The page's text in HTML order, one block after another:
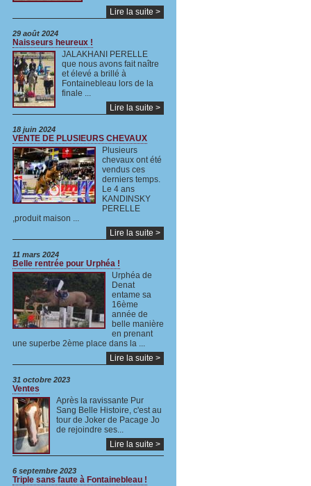
Lire la suite >
29 août 2024
Naisseurs heureux !
JALAKHANI PERELLE
que nous avons fait naître
et élevé a brillé à
Fontainebleau lors de la
finale ...
Lire la suite >
18 juin 2024
VENTE DE PLUSIEURS CHEVAUX
Plusieurs
chevaux ont été
vendus ces
derniers temps.
Le 4 ans
KANDINSKY
PERELLE
,produit maison ...
Lire la suite >
11 mars 2024
Belle rentrée pour Urphéa !
Urphéa de
Denat
entame sa
16ème
année de
belle manière
en prenant
une superbe 2ème place dans la ...
Lire la suite >
31 octobre 2023
Ventes
Après la ravissante Pur
Sang Belle Histoire, c'est au
tour de Joker de Pacage Jo
de rejoindre ses...
Lire la suite >
6 septembre 2023
Triple sans faute à Fontainebleau !